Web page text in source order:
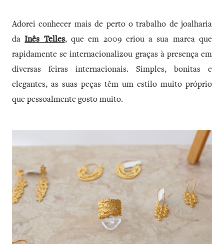
Adorei conhecer mais de perto o trabalho de joalharia
daInês Telles, que em 2009 criou a sua marca que
rapidamente se internacionalizou graças à presença em
diversas feiras internacionais. Simples, bonitas e
elegantes, as suas peças têm um estilo muito próprio
que pessoalmente gosto muito.